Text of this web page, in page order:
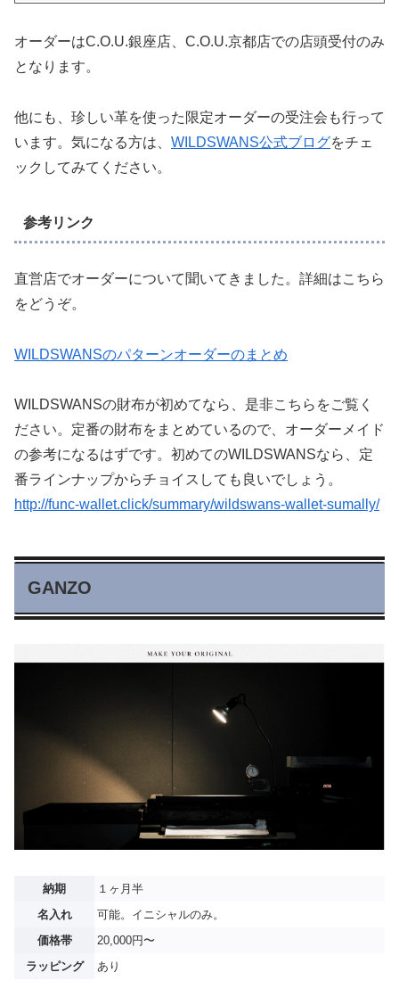
オーダーはC.O.U.銀座店、C.O.U.京都店での店頭受付のみ
となります。
他にも、珍しい革を使った限定オーダーの受注会も行って
います。気になる方は、 WILDSWANS公式ブログをチェ
ックしてみてください。
参考リンク
直営店でオーダーについて聞いてきました。詳細はこちら
をどうぞ。
WILDSWANSのパターンオーダーのまとめ
WILDSWANSの財布が初めてなら、是非こちらをご覧く
ださい。定番の財布をまとめているので、オーダーメイド
の参考になるはずです。初めてのWILDSWANSなら、定
番ラインナップからチョイスしても良いでしょう。
http://func-wallet.click/summary/wildswans-wallet-sumally/
GANZO
納期
１ヶ月半
名入れ
可能。イニシャルのみ。
価格帯
20,000円〜
ラッピング
あり